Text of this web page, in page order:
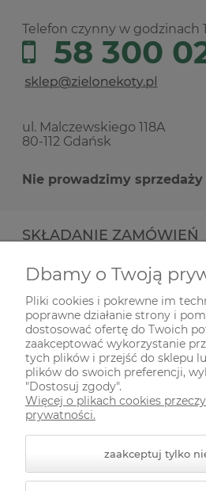
Telefon czynny w godzinach
58 300
ul. Malczewskiego 118A
80-112 Gdańsk
Nie prowadzimy
SKŁADANIE ZAMÓWIEŃ
INFORMACJE
ODWIEDŹ NAS NA
Dbamy o Twoją
Pliki cookies i pokrewne im
poprawne działanie strony i
dostosować ofertę do Twoich
zaakceptować wykorzystanie
tych plików i przejść do sklepu
plików do swoich preferencji,
"Dostosuj zgody".
Więcej o plikach cookies
prywatności.
zaakceptuj tylko